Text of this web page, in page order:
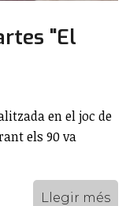
"El
en el joc de
els 90 va
Llegir més